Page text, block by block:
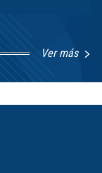
Ver más